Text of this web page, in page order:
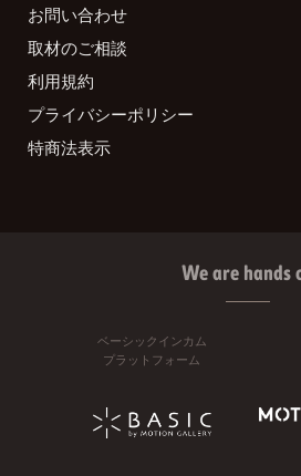
お問い合わせ
取材のご相談
利用規約
プライバシーポリシー
特商法表示
We are hands
ベーシックインカム
プラットフォーム